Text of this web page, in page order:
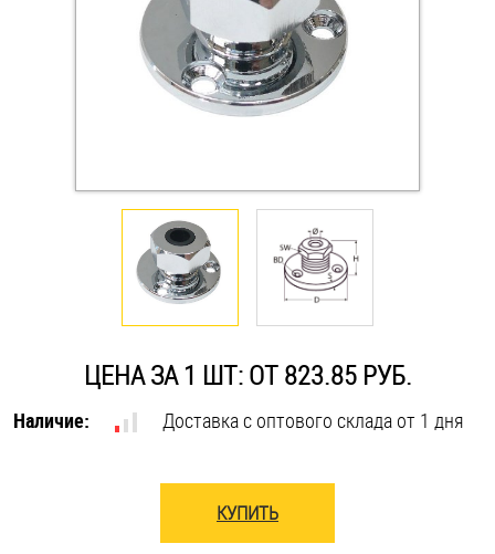
Инструмент
Крюки, кольца с метрической резьбой
Оснастка и аксессуары для яхт
Стопорные кольца
ЦЕНА ЗА 1 ШТ: ОТ 823.85 РУБ.
Наличие: Доставка с оптового склада от 1 дня
КУПИТЬ